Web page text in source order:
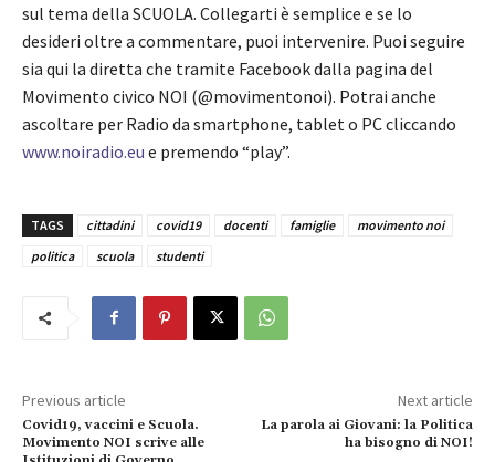
sul tema della SCUOLA. Collegarti è semplice e se lo
desideri oltre a commentare, puoi intervenire. Puoi seguire
sia qui la diretta che tramite Facebook dalla pagina del
Movimento civico NOI (@movimentonoi). Potrai anche
ascoltare per Radio da smartphone, tablet o PC cliccando
www.noiradio.eu e premendo “play”.
TAGS cittadini covid19 docenti famiglie
movimento noi
politica
scuola studenti
Previous article
Covid19, vaccini e Scuola.
Movimento NOI scrive alle
Next article
La parola ai Giovani: la Politica
ha bisogno di NOI!